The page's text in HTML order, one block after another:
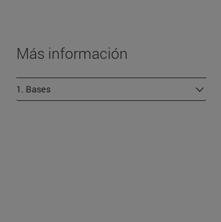
Más información
​​1. Bases